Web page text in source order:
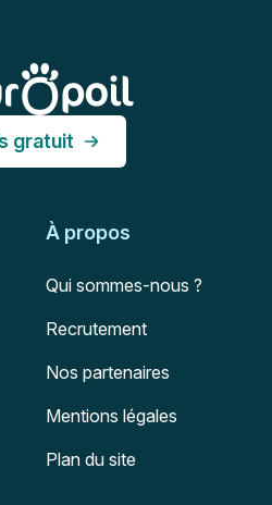
gratuit
À propos
Qui sommes-nous ?
Recrutement
Nos partenaires
Mentions légales
Plan du site